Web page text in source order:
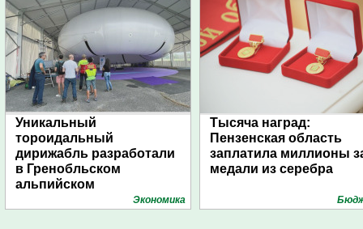
Уникальный
тороидальный
дирижабль разработали
в Гренобльском
альпийском
Экономика
Тысяча наград:
Пензенская область
заплатила миллионы
медали из серебра